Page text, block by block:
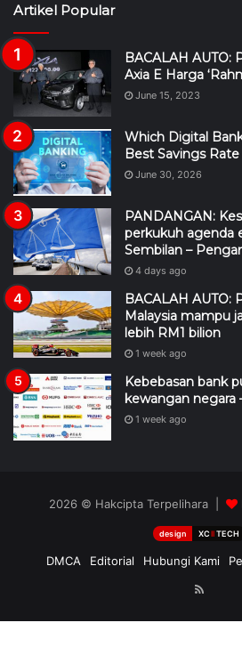
Artikel Popular
BACALAH AUTO:
Axia E Harga
June 15, 2023
Which Digital
Best Savings
June 30, 2026
PANDANGAN:
perkukuh agenda
Sembilan –
4 days ago
BACALAH AUTO:
Malaysia mampu
lebih RM1 bilion
1 week ago
Kebebasan bank
kewangan negara
1 week ago
2026 © Hakcipta Terpelihara |
design XCIITECH
DMCA Editorial Hubungi Kami